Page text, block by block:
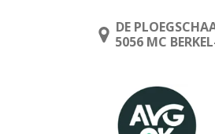
DE
5056 MC